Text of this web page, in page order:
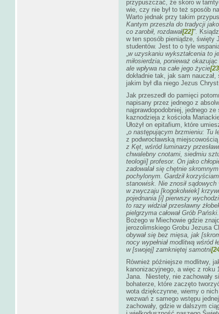
przypuszczać, że skoro w
wie, czy nie był to też sposób
Warto jednak przy takim
Kantym przeszła do tradycji
co zarobił, rozdawał[22]".
w ten sposób pieniądze, święty
studentów. Jest to o tyle
„w uzyskaniu wykształcenia to
miłosierdzia, ponieważ
ale wpływa na całe jego życie
dokładnie tak, jak sam
jakim był dla niego Jezus
Jak przeszedł do pamięci
napisany przez jednego z
najprawdopodobniej, jednego
kaznodzieja z kościoła
Ułożył on epitafium, które
„o następującym brzmieniu: Tu
z podwrocławską
z Kęt, wśród luminarzy
chwalebny cnotami, siedmiu
teologii] profesor. On jako
zadowalał się chętnie
pochylonym. Gardził
stanowisk. Nie znosił
w zwyczaju [kogokolwiek]
pojednania [i] pierwszy
to razy widział przesławny
pielgrzyma całował Grób Pański.
Bożego w Miechowie gdzie
jerozolimskiego Grobu Jezusa
obywał się bez mięsa, jak
nocy wypełniał modlitwą wśród
w [swojej] zamkniętej samotni
Również późniejsze modlitwy,
kanonizacyjnego, a więc z roku
Jana. Niestety, nie zachowały
bohaterze, które zaczęto
wota dziękczynne, wiemy o
wezwań z samego wstępu
zachowały, gdzie w dalszym